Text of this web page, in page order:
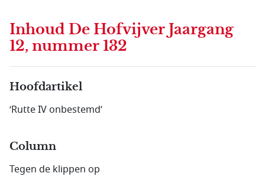
Inhoud De Hofvijver Jaargang
12, nummer 132
Hoofdartikel
‘Rutte IV onbestemd’
Column
Tegen de klippen op